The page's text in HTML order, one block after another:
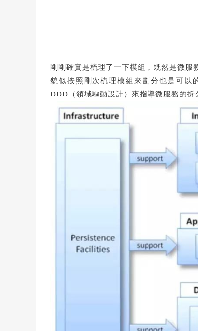
剛剛確實是梳理了一下模組，既然是微服
貌似按照剛次梳理模組來劃分也是可以
DDD（領域驅動設計）來指導微服務的拆